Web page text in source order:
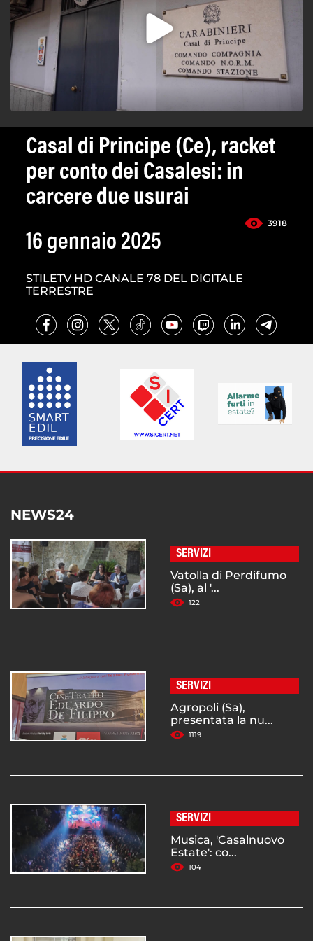
Casal di Principe (Ce), racket
per conto dei Casalesi: in
carcere due usurai
3918
16 gennaio 2025
STILETV HD CANALE 78 DEL DIGITALE
TERRESTRE
NEWS24
SERVIZI
Vatolla di Perdifumo
(Sa), al '...
122
SERVIZI
Agropoli (Sa),
presentata la nu...
1119
SERVIZI
Musica, 'Casalnuovo
Estate': co...
104